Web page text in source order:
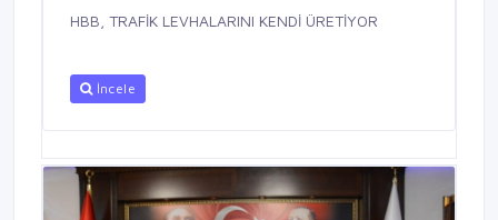
HBB, TRAFİK LEVHALARINI KENDİ ÜRETİYOR
İncele